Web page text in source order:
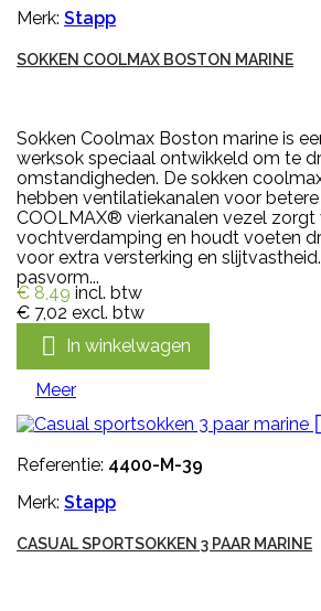
Merk: Stapp
SOKKEN COOLMAX BOSTON MARINE
Sokken Coolmax Boston marine is
werksok speciaal ontwikkeld om te
omstandigheden. De sokken
hebben ventilatiekanalen voor
COOLMAX® vierkanalen vezel
vochtverdamping en houdt voeten
voor extra versterking en
pasvorm...
€ 8,49 incl. btw
€ 7,02 excl. btw
 In winkelwagen
Meer
Referentie: 4400-M-39
Merk: Stapp
CASUAL SPORTSOKKEN 3 PAAR MARINE